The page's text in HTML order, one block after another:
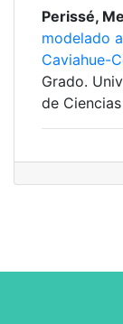
Perissé,
modelado
Caviahue-
Grado.
de